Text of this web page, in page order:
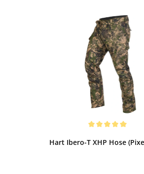
Hart Ibero-T XHP Hose